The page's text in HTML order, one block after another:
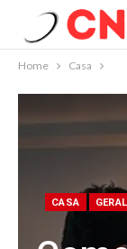
Home Casa
CASA GERAL